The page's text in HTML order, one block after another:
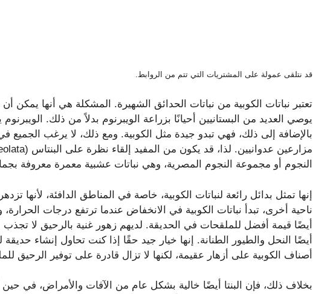
قد نتلقى عمولة على المشتريات التي تتم من الروابط.
تعتبر نباتات الكوبية من نباتات الحدائق الشهيرة. المشكلة هي أنها يمكن
يوصي العديد من البستانيين أحيانًا بزراعة الويبرنوم بدلاً من ذلك.
بالإضافة إلى ذلك، فهي تبدو جيدة مثل الكوبية. ومع ذلك، لا يرغب الجميع
النجوم أو مجموعة النجوم المصرية، وهي نباتات عشبية معمرة معروفة
إنها تمثل بدائل رائعة لنباتات الكوبية، خاصة في المناطق الدافئة، لأنها
أيضًا قيمة أفضل للملقحات في الحديقة. لديهم زهور غنية بالرحيق لا
أيضًا النحل والطيور الطنانة. إنها خيار جيد حقًا إذا كنت تحاول إنشاء
أصناف الكوبية على أزهار عقيمة، لكنها لا تزال قادرة على توفير الرحيق
بخلاف ذلك، فإن البنتا أيضًا خالية بشكل عام من الآفات والأمراض، في